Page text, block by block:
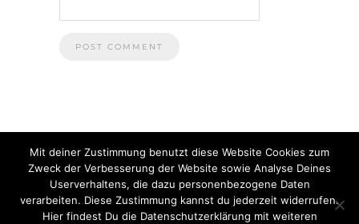
Mit deiner Zustimmung benutzt diese Website Cookies zum
Zweck der Verbesserung der Website sowie Analyse Deines
Userverhaltens, die dazu personenbezogene Daten
verarbeiten. Diese Zustimmung kannst du jederzeit widerrufen.
Hier findest Du die Datenschutzerklärung mit weiteren